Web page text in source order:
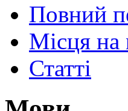
Повний
Місця на
Статті